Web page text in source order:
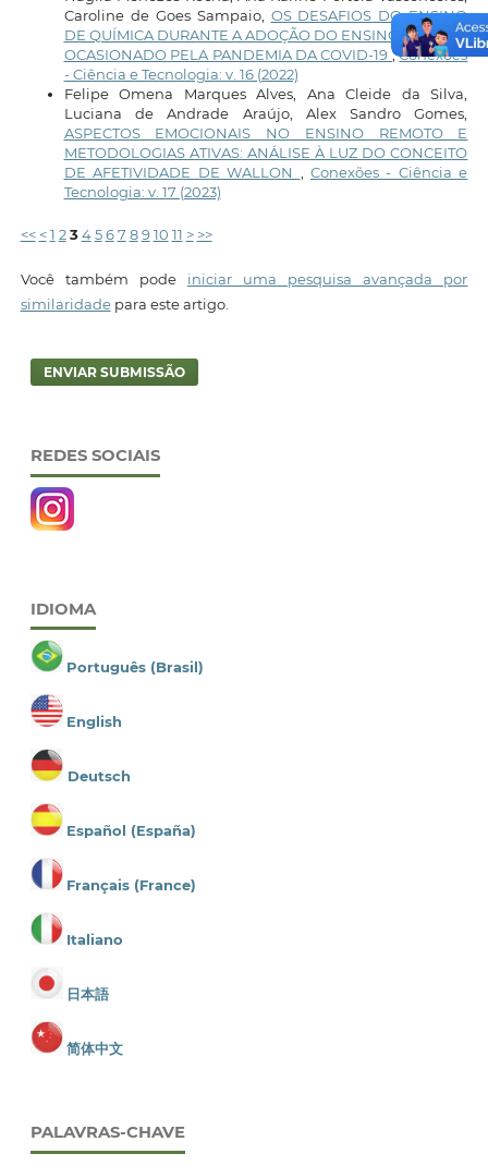
Caroline de Goes Sampaio, OS DESAFIOS DO ENSINO
DE QUÍMICA DURANTE A ADOÇÃO DO ENSINO REMOTO
OCASIONADO PELA PANDEMIA DA COVID-19,Conexões
- Ciência e Tecnologia: v. 16 (2022)
Felipe Omena Marques Alves, Ana Cleide da Silva,
Luciana de Andrade Araújo, Alex Sandro Gomes,
ASPECTOS EMOCIONAIS NO ENSINO REMOTO E
METODOLOGIAS ATIVAS: ANÁLISE À LUZ DO CONCEITO
DE AFETIVIDADE DE WALLON , Conexões - Ciência e
Tecnologia: v. 17 (2023)
<< < 1 2 3 4 5 6 7 8 9 10 11 > >>
Você também pode iniciar uma pesquisa avançada por
similaridadepara este artigo.
ENVIAR SUBMISSÃO
REDES SOCIAIS
IDIOMA
Português (Brasil)
English
Deutsch
Español (España)
Français (France)
Italiano
日本語
简体中文
PALAVRAS-CHAVE